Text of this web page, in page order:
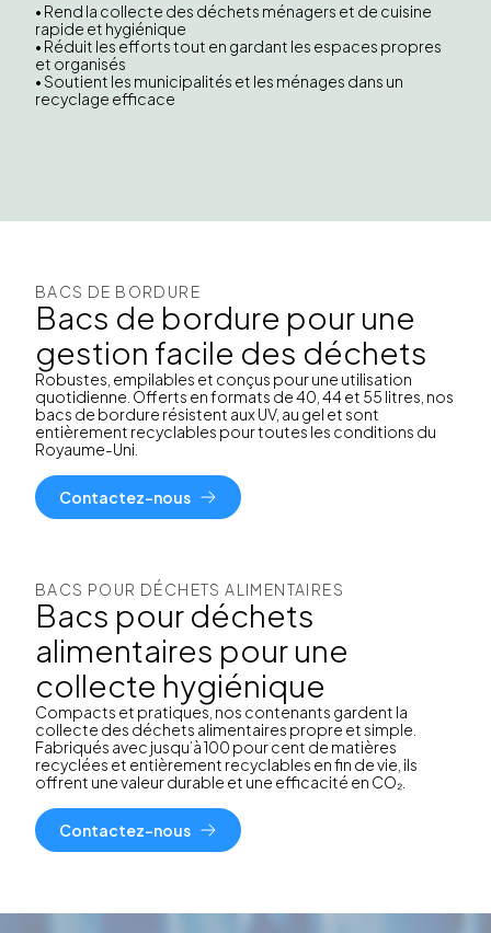
• Rend la collecte des déchets ménagers et de cuisine
rapide et hygiénique
• Réduit les efforts tout en gardant les espaces propres
et organisés
• Soutient les municipalités et les ménages dans un
recyclage efficace
BACS DE BORDURE
Bacs de bordure pour une
gestion facile des déchets
Robustes, empilables et conçus pour une utilisation
quotidienne. Offerts en formats de 40, 44 et 55 litres, nos
bacs de bordure résistent aux UV, au gel et sont
entièrement recyclables pour toutes les conditions du
Royaume-Uni.
Contactez-nous
BACS POUR DÉCHETS ALIMENTAIRES
Bacs pour déchets
alimentaires pour une
collecte hygiénique
Compacts et pratiques, nos contenants gardent la
collecte des déchets alimentaires propre et simple.
Fabriqués avec jusqu’à 100 pour cent de matières
recyclées et entièrement recyclables en fin de vie, ils
offrent une valeur durable et une efficacité en CO₂.
Contactez-nous